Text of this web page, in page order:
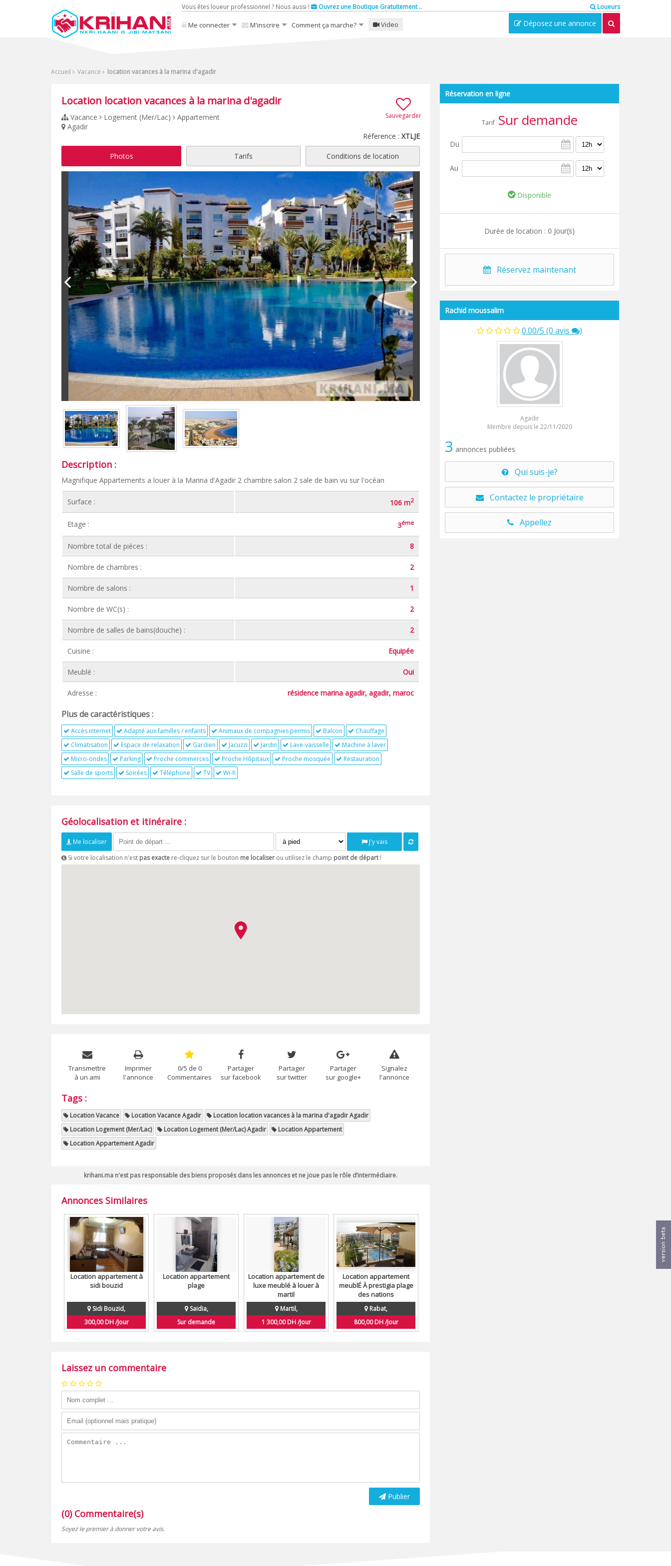
Vous êtes loueur professionnel ? Nous aussi ! Ouvrez une Boutique Gratuitement .. Loueurs
Me connecter M'inscrire Comment ça marche? Video Déposez une annonce
Accueil Vacance location vacances à la marina d'agadir
Sauvegarder
Location location vacances à la marina d'agadir
Vacance Logement (Mer/Lac) Appartement
Agadir
Réference :XTLJE
Photos Tarifs Conditions de location
Description :
Magnifique Appartements a louer à la Marina d'Agadir 2 chambre salon 2 sale de bain vu sur l'océan
Surface : 106 m2
Etage : 3éme
Nombre total de piéces : 8
Nombre de chambres : 2
Nombre de salons : 1
Nombre de WC(s) : 2
Nombre de salles de bains(douche) : 2
Cuisine : Equipée
Meublé : Oui
Adresse : résidence marina agadir, agadir, maroc
Plus de caractéristiques :
Accès internet Adapté aux familles / enfants Animaux de compagnies permis Balcon
Chauffage
Climatisation
Espace de relaxation Gardien Jacuzzi Jardin Lave-vaisselle
Machine à laver
Micro-ondes
Parking Proche commerces Proche Hôpitaux Proche mosquée
Restauration
Salle de sports
Soirées Téléphone TV Wi-fi
Géolocalisation et itinéraire :
Me localiser
J'y vais
Si votre localisation n'est pas exacte re-cliquez sur le bouton me localiser ou utilisez le champ point de départ!
Transmettre
à un ami
Imprimer
l'annonce
0/5 de 0
Commentaires
Partager
sur facebook
Partager
sur twitter
Partager
sur google+
Signalez
l'annonce
Tags :
Location Vacance Location Vacance Agadir
Location location vacances à la marina d'agadir Agadir
Location Logement (Mer/Lac)
Location Logement (Mer/Lac) Agadir
Location Appartement
Location Appartement Agadir
krihani.ma n'est pas responsable des biens proposés dans les annonces et ne joue pas le rôle d’intermédiaire.
Annonces Similaires
Location appartement à
sidi bouzid
Sidi Bouzid,
300,00 DH /Jour
Location appartement
plage
Saidia,
Sur demande
Location appartement de
luxe meublé à louer à
martil
Martil,
1 300,00 DH /Jour
Location appartement
meublÉ À prestigia plage
des nations
Rabat,
800,00 DH /Jour
Laissez un commentaire
Publier
(0) Commentaire(s)
Soyez le premier à donner votre avis.
Réservation en ligne
TarifSur demande
Du
Au
Disponible
Durée de location : 0 Jour(s)
Réservez maintenant
Rachid moussalim
0.00/5 (0 avis )
Agadir
Membre depuis le 22/11/2020
3 annonces publiées
Qui suis-je?
Contactez le propriétaire
Appellez